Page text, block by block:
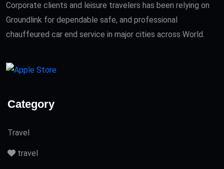
Corporate clients and leisure travelers has been relying on
Groundlink for dependable safe, and professional
chauffeured car end service in major cities across World.
Category
Travel
travel